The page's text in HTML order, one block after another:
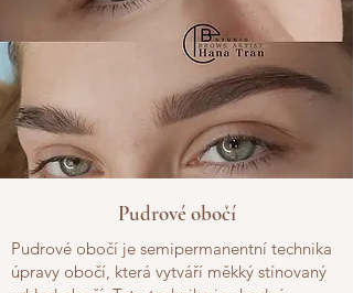
Pudrové obočí
Pudrové obočí je semipermanentní technika
úpravy obočí, která vytváří měkký stínovaný